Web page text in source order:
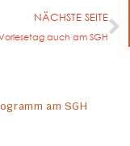
NÄCHSTE SEITE
auch am SGH
am SGH